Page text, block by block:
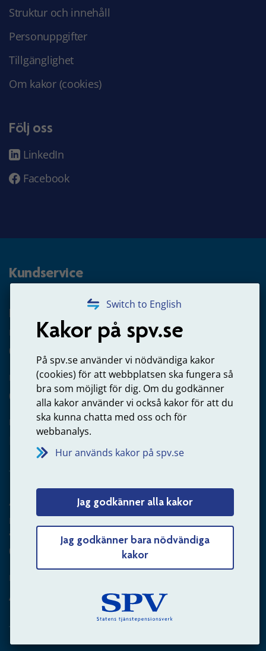
Switch to English
Kakor på spv.se
På spv.se använder vi nödvändiga kakor
(cookies) för att webbplatsen ska fungera så
bra som möjligt för dig. Om du godkänner
alla kakor använder vi också kakor för att du
ska kunna chatta med oss och för
webbanalys.
Hur används kakor på spv.se
Jag godkänner alla kakor
Jag godkänner bara nödvändiga
kakor
Struktur och innehåll
Personuppgifter
Tillgänglighet
Om kakor (cookies)
Följ oss
LinkedIn
Facebook
Kundservice
Privatpersoner
Frågor om tjänstepension från statlig anställning
020-51 50 40
Frågor om utbetalning
020-65 00 65
Kontakta oss
Privatperson – skicka mejl till oss
Arbetsgivare
Frågor om administration av tjänstepension från statlig
anställning
060-18 75 03
Kontakta oss
Arbetsgivare – skicka mejl till oss